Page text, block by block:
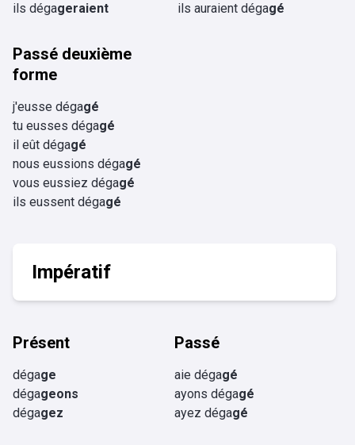
ils dégageraient ils auraient dégagé
Passé deuxième
forme
j'eusse dégagé
tu eusses dégagé
il eût dégagé
nous eussions dégagé
vous eussiez dégagé
ils eussent dégagé
Impératif
Présent
dégage
dégageons
dégagez
Passé
aie dégagé
ayons dégagé
ayez dégagé